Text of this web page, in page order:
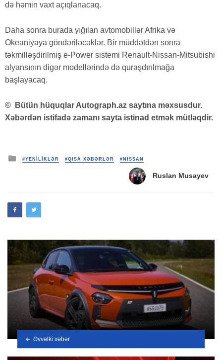
də həmin vaxt açıqlanacaq.
Daha sonra burada yığılan avtomobillər Afrika və
Okeaniyaya göndəriləcəklər. Bir müddətdən sonra
təkmilləşdirilmiş e-Power sistemi Renault-Nissan-Mitsubishi
alyansının digər modellərində də quraşdırılmağa
başlayacaq.
©
Bütün hüquqlar Autograph.az saytına məxsusdur.
Xəbərdən istifadə zamanı sayta istinad etmək mütləqdir.
Posted
in
#YENİLİKLƏR #QISA XƏBƏRLƏR #NISSAN
Ruslan Musayev
Əvvəlki xəbər